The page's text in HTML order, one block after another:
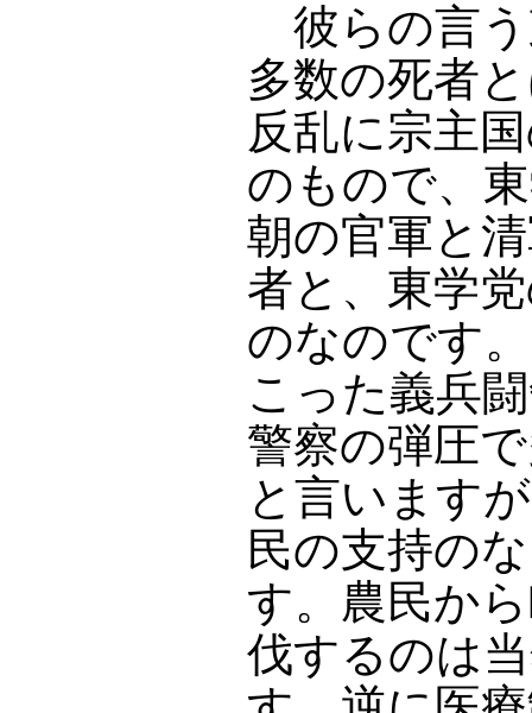
彼らの言う
多数の死者
反乱に宗主
のもので、
朝の官軍と
者と、東学
のなのです
こった義兵
警察の弾圧
と言います
民の支持の
す。農民か
伐するのは